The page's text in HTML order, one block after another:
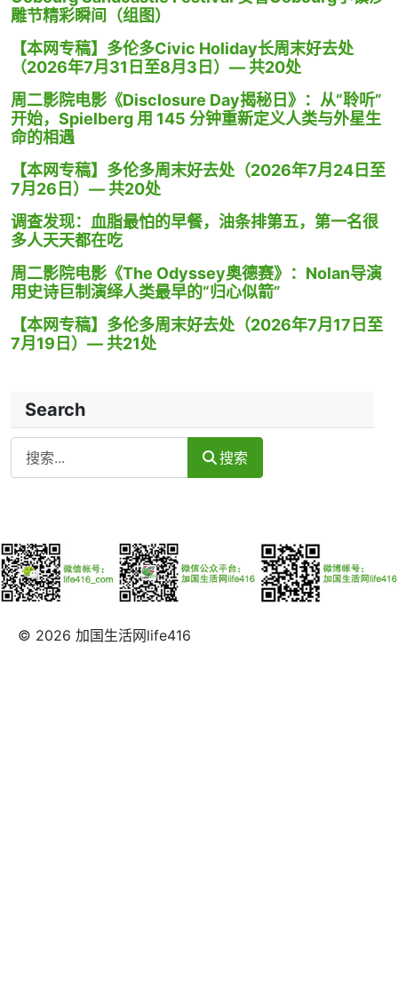
雕节精彩瞬间（组图）
【本网专稿】多伦多Civic Holiday长周末好去处
（2026年7月31日至8月3日）— 共20处
周二影院电影《Disclosure Day揭秘日》：从“聆听”
开始，Spielberg 用 145 分钟重新定义人类与外星生
命的相遇
【本网专稿】多伦多周末好去处（2026年7月24日至
7月26日）— 共20处
调查发现：血脂最怕的早餐，油条排第五，第一名很
多人天天都在吃
周二影院电影《The Odyssey奥德赛》：Nolan导演
用史诗巨制演绎人类最早的“归心似箭”
【本网专稿】多伦多周末好去处（2026年7月17日至
7月19日）— 共21处
Search
Search
搜索
© 2026 加国生活网life416